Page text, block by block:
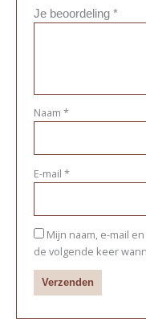
Je beoordeling *
Naam *
E-mail *
Mijn naam, e-mail
de volgende keer